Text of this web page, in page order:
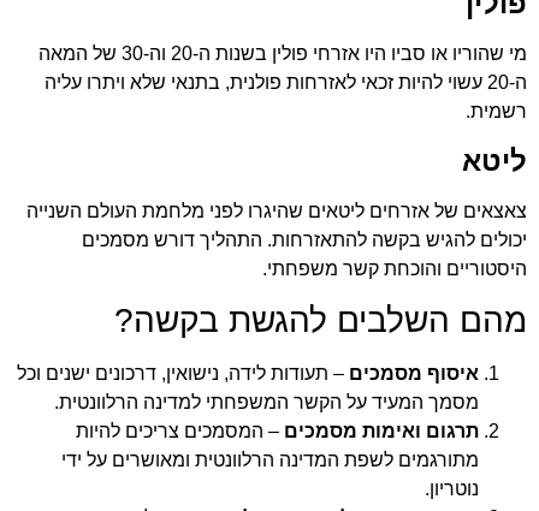
מי שהוריו או סביו היו אזרחי פולין בשנות ה-20 וה-30 של המאה
ה-20 עשוי להיות זכאי לאזרחות פולנית, בתנאי שלא ויתרו עליה
רשמית.
ליטא
צאצאים של אזרחים ליטאים שהיגרו לפני מלחמת העולם השנייה
יכולים להגיש בקשה להתאזרחות. התהליך דורש מסמכים
היסטוריים והוכחת קשר משפחתי.
מהם השלבים להגשת בקשה?
איסוף מסמכים – תעודות לידה, נישואין, דרכונים ישנים וכל
מסמך המעיד על הקשר המשפחתי למדינה הרלוונטית.
תרגום ואימות מסמכים – המסמכים צריכים להיות
מתורגמים לשפת המדינה הרלוונטית ומאושרים על ידי
נוטריון.